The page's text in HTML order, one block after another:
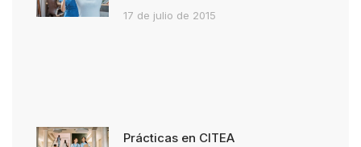
17 de julio de 2015
Prácticas en CITEA